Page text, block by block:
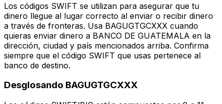
Los códigos SWIFT se utilizan para asegurar que tu
dinero llegue al lugar correcto al enviar o recibir dinero
a través de fronteras. Usa BAGUGTGCXXX cuando
quieras enviar dinero a BANCO DE GUATEMALA en la
dirección, ciudad y país mencionados arriba. Confirma
siempre que el código SWIFT que usas pertenece al
banco de destino.
Desglosando BAGUGTGCXXX